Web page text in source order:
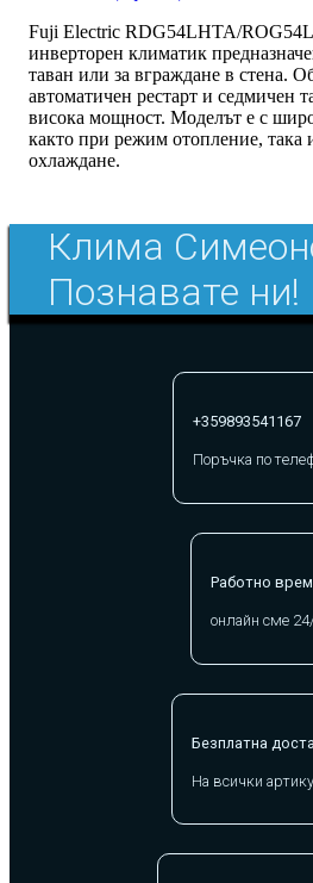
Fuji Electric RDG54LHTA/
инверторен климатик
таван или за вграждане в стена.
автоматичен рестарт и седмичен
висока мощност. Моделът е с
както при режим отопление,
охлаждане.
Клима
Познавате ни!
+359893541167
Поръчка по
Работно
онлайн сме
Безплатна
На всички